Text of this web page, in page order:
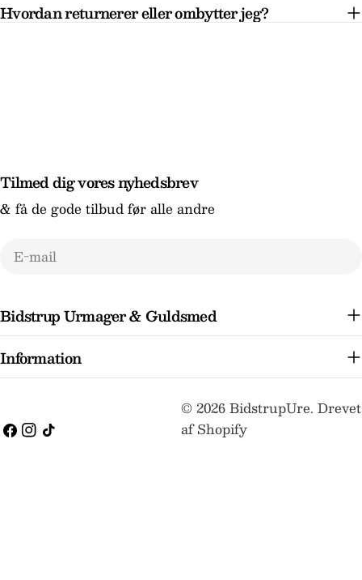
Hvordan returnerer eller ombytter jeg?
Bidstrup Urmager & Guldsmed
Information
Tilmed dig vores nyhedsbrev
& få de gode tilbud før alle andre
E-
Facebook
Instagram
TikTok
© 2026BidstrupUre. Drevet
af Shopify
Betalingsmetoder